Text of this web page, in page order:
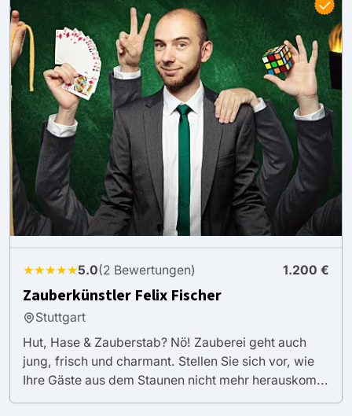
★★★★★5.0(2 Bewertungen) 1.200 €
Zauberkünstler Felix Fischer
Stuttgart
Hut, Hase & Zauberstab? Nö! Zauberei geht auch
jung, frisch und charmant. Stellen Sie sich vor, wie
Ihre Gäste aus dem Staunen nicht mehr herauskom...